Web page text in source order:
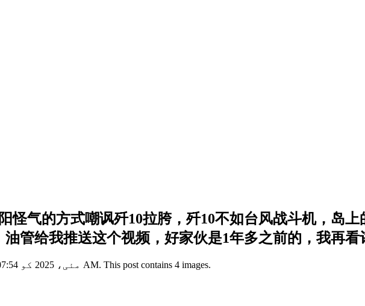
怪气的方式嘲讽歼10拉胯，歼10不如台风战斗机，岛
管给我推送这个视频，好家伙是1年多之前的，我再看
View this X/Twitter post from @3596675596com published on 11 مئی، 2025 کو 07:54 AM. This post contains 4 images.